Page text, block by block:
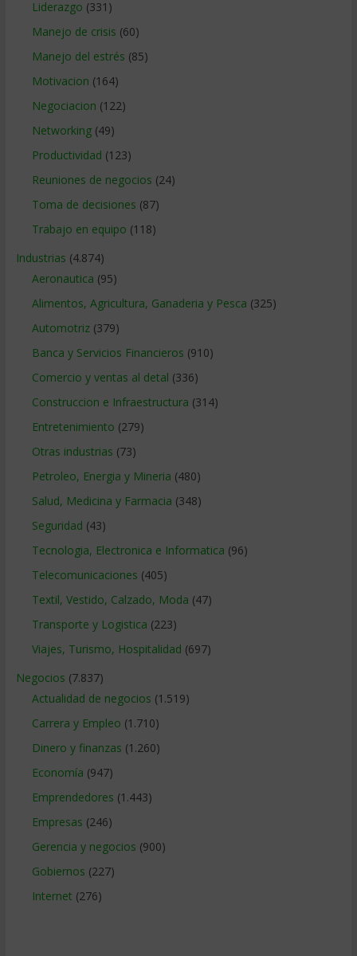
Liderazgo (331)
Manejo de crisis (60)
Manejo del estrés (85)
Motivacion (164)
Negociacion (122)
Networking(49)
Productividad (123)
Reuniones de negocios (24)
Toma de decisiones (87)
Trabajo en equipo (118)
Industrias (4.874)
Aeronautica (95)
Alimentos, Agricultura, Ganaderia y Pesca (325)
Automotriz(379)
Banca y Servicios Financieros (910)
Comercio y ventas al detal (336)
Construccion e Infraestructura (314)
Entretenimiento (279)
Otras industrias (73)
Petroleo, Energia y Mineria (480)
Salud, Medicina y Farmacia (348)
Seguridad (43)
Tecnologia, Electronica e Informatica (96)
Telecomunicaciones (405)
Textil, Vestido, Calzado, Moda (47)
Transporte y Logistica (223)
Viajes, Turismo, Hospitalidad (697)
Negocios (7.837)
Actualidad de negocios (1.519)
Carrera y Empleo (1.710)
Dinero y finanzas (1.260)
Economía (947)
Emprendedores (1.443)
Empresas (246)
Gerencia y negocios (900)
Gobiernos (227)
Internet (276)